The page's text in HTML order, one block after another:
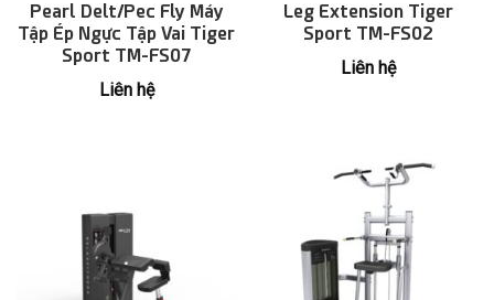
Pearl Delt/Pec Fly Máy
Tập Ép Ngực Tập Vai Tiger
Sport TM-FS07
Liên hệ
Leg Extension Tiger
Sport TM-FS02
Liên hệ